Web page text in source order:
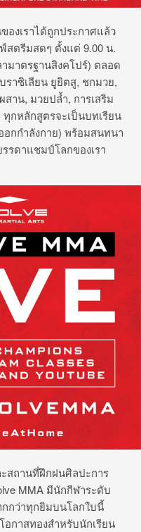
องเราได้ถูกประกาศแล้ว
สตรีมสดๆ ตั้งแต่ 9.00 น.
ามาตรฐานสิงคโปร์) ตลอด
ราซิเลียน ยูยิตสู, ชกมวย,
าน, มวยปล้ำ, การเสริม
ทุกหลักสูตรจะเป็นบทเรียน
อกกำลังกาย) พร้อมสนทนา
รดาแชมป์โลกของเรา
สถานที่ฝึกฝนศิลปะการ
MMA มีนักกีฬาระดับ
กว่าทุกยิมบนโลกใบนี้
อกาสทองสำหรับนักเรียน